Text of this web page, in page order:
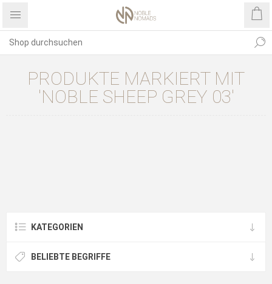
PRODUKTE MARKIERT MIT
'NOBLE SHEEP GREY 03'
KATEGORIEN
BELIEBTE BEGRIFFE